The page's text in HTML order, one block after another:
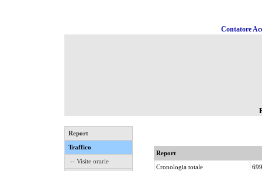
Contatore
Report
Traffico
-- Visite orarie
Report
Cronologia totale